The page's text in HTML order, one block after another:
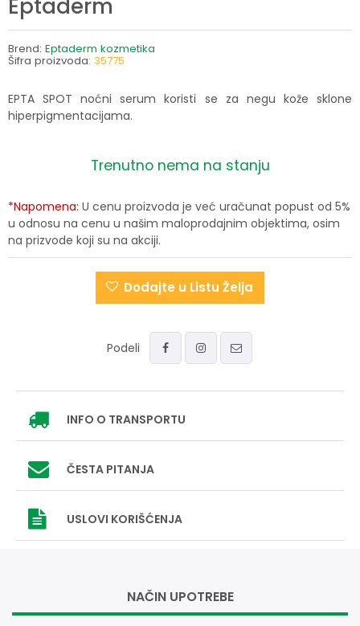
Brend: Eptaderm kozmetika
Šifra proizvoda: 35775
EPTA SPOT noćni serum koristi se za negu kože sklone
hiperpigmentacijama.
Trenutno nema na stanju
*Napomena: U cenu proizvoda je već uračunat popust od 5%
u odnosu na cenu u našim maloprodajnim objektima, osim
na prizvode koji su na akciji.
Dodajte u Listu Želja
Podeli
INFO O TRANSPORTU
ČESTA PITANJA
USLOVI KORIŠĆENJA
NAČIN UPOTREBE